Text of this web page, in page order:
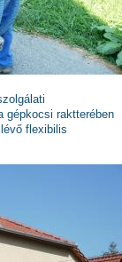
gépkocsi raktterében
flexibilis